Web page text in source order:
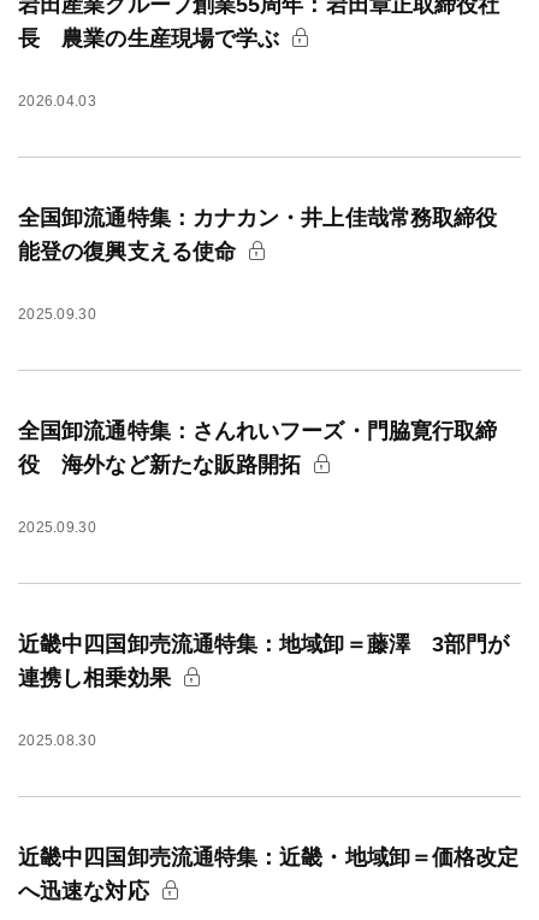
岩田産業グループ創業55周年：岩田章正取締役社
長 農業の生産現場で学ぶ
2026.04.03
全国卸流通特集：カナカン・井上佳哉常務取締役
能登の復興支える使命
2025.09.30
全国卸流通特集：さんれいフーズ・門脇寛行取締
役 海外など新たな販路開拓
2025.09.30
近畿中四国卸売流通特集：地域卸＝藤澤 3部門が
連携し相乗効果
2025.08.30
近畿中四国卸売流通特集：近畿・地域卸＝価格改定
へ迅速な対応